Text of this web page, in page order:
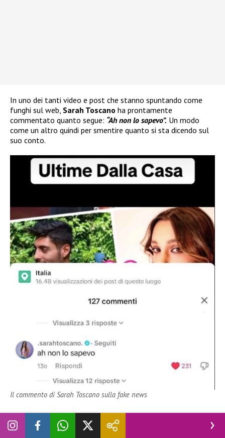
In uno dei tanti video e post che stanno spuntando come
funghi sul web, Sarah Toscano ha prontamente
commentato quanto segue: “Ah non lo sapevo”. Un modo
come un altro quindi per smentire quanto si sta dicendo sul
suo conto.
Il commento di Sarah Toscano sulla fake news